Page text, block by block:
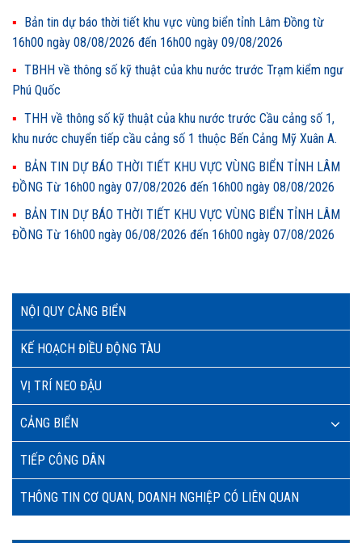
NỘI QUY CẢNG BIỂN
KẾ HOẠCH ĐIỀU ĐỘNG TÀU
VỊ TRÍ NEO ĐẬU
CẢNG BIỂN
TIẾP CÔNG DÂN
THÔNG TIN CƠ QUAN, DOANH NGHIỆP CÓ LIÊN QUAN
Bản tin dự báo thời tiết khu vực vùng biển tỉnh Lâm Đồng từ
16h00 ngày 08/08/2026 đến 16h00 ngày 09/08/2026
TBHH về thông số kỹ thuật của khu nước trước Trạm kiểm ngư
Phú Quốc
THH về thông số kỹ thuật của khu nước trước Cầu cảng số 1,
khu nước chuyển tiếp cầu cảng số 1 thuộc Bến Cảng Mỹ Xuân A.
BẢN TIN DỰ BÁO THỜI TIẾT KHU VỰC VÙNG BIỂN TỈNH LÂM
ĐỒNG Từ 16h00 ngày 07/08/2026 đến 16h00 ngày 08/08/2026
BẢN TIN DỰ BÁO THỜI TIẾT KHU VỰC VÙNG BIỂN TỈNH LÂM
ĐỒNG Từ 16h00 ngày 06/08/2026 đến 16h00 ngày 07/08/2026